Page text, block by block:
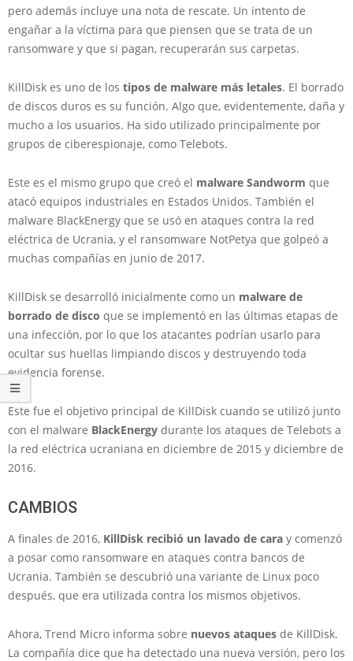
pero además incluye una nota de rescate. Un intento de
engañar a la víctima para que piensen que se trata de un
ransomware y que si pagan, recuperarán sus carpetas.
KillDisk es uno de los tipos de malware más letales. El borrado
de discos duros es su función. Algo que, evidentemente, daña y
mucho a los usuarios. Ha sido utilizado principalmente por
grupos de ciberespionaje, como Telebots.
Este es el mismo grupo que creó el malware Sandworm que
atacó equipos industriales en Estados Unidos. También el
malware BlackEnergy que se usó en ataques contra la red
eléctrica de Ucrania, y el ransomware NotPetya que golpeó a
muchas compañías en junio de 2017.
KillDisk se desarrolló inicialmente como un malware de
borrado de disco que se implementó en las últimas etapas de
una infección, por lo que los atacantes podrían usarlo para
ocultar sus huellas limpiando discos y destruyendo toda
evidencia forense.
Este fue el objetivo principal de KillDisk cuando se utilizó junto
con el malware BlackEnergy durante los ataques de Telebots a
la red eléctrica ucraniana en diciembre de 2015 y diciembre de
2016.
CAMBIOS
A finales de 2016, KillDisk recibió un lavado de cara y comenzó
a posar como ransomware en ataques contra bancos de
Ucrania. También se descubrió una variante de Linux poco
después, que era utilizada contra los mismos objetivos.
Ahora, Trend Micro informa sobre nuevos ataques de KillDisk.
La compañía dice que ha detectado una nueva versión, pero los